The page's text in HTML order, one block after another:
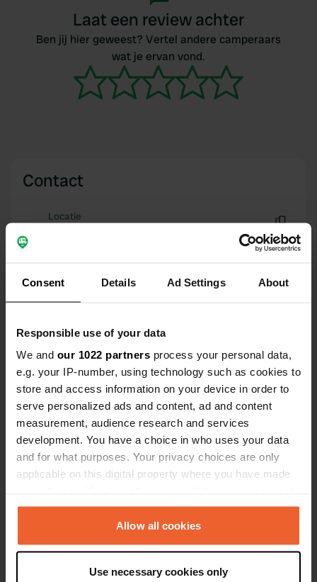
Consent Details Ad Settings About
Responsible use of your data
We and our 1022 partners process your personal data,
e.g. your IP-number, using technology such as cookies to
store and access information on your device in order to
serve personalized ads and content, ad and content
measurement, audience research and services
development. You have a choice in who uses your data
and for what purposes. Your privacy choices are only
applicable on this digital property where you have made
any time from the Cookie Declaration or by clicking on
the Privacy trigger icon.
Collect information about your geographical location
Allow all cookies
Use necessary cookies only
Laat een review achter
Ben jij hier geweest? Vertel andere camperaars
wat je ervan vond.
Contact
Locatie
Kopiëren
Coördinaten
54° 12' 59" N 0° 17' 2" W
54.2164682 -0.28386
Sitecode
111402
Upgrade naarPRO+
voor alle contactgegevens PRO+
Kaart
Toon op kaart
Telefoonnummer